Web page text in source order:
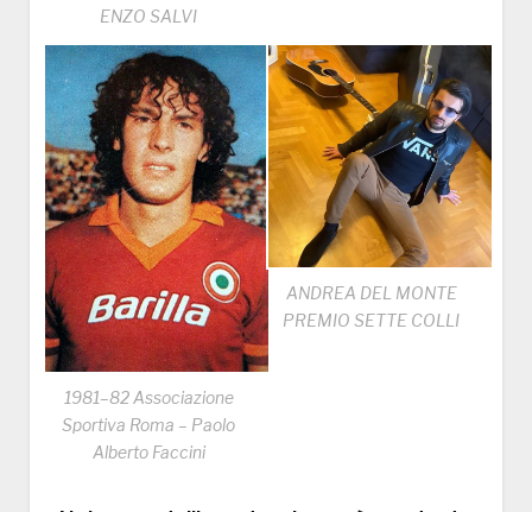
ENZO SALVI
1981–82 Associazione
Sportiva Roma – Paolo
Alberto Faccini
ANDREA DEL MONTE
PREMIO SETTE COLLI